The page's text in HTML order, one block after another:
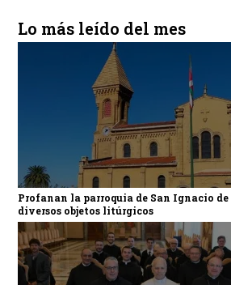
Lo más leído del mes
Profanan la parroquia de San Ignacio
diversos objetos litúrgicos